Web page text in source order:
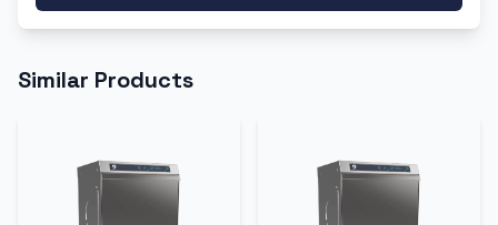
Similar Products